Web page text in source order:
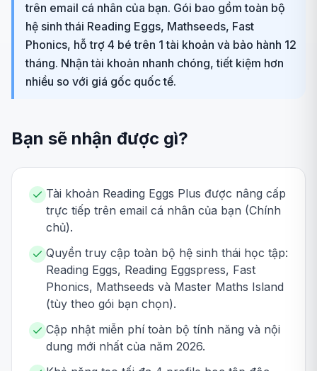
trên email cá nhân của bạn. Gói bao gồm toàn bộ
hệ sinh thái Reading Eggs, Mathseeds, Fast
Phonics, hỗ trợ 4 bé trên 1 tài khoản và bảo hành 12
tháng. Nhận tài khoản nhanh chóng, tiết kiệm hơn
nhiều so với giá gốc quốc tế.
Bạn sẽ nhận được gì?
Tài khoản Reading Eggs Plus được nâng cấp
trực tiếp trên email cá nhân của bạn (Chính
chủ).
Quyền truy cập toàn bộ hệ sinh thái học tập:
Reading Eggs, Reading Eggspress, Fast
Phonics, Mathseeds và Master Maths Island
(tùy theo gói bạn chọn).
Cập nhật miễn phí toàn bộ tính năng và nội
dung mới nhất của năm 2026.